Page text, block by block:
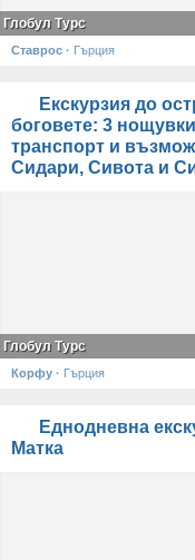
Глобул Турс
Ставрос · Гърция
Екскурзия до
боговете: 3
транспорт и
Сидари, Сивота и
Глобул Турс
Корфу · Гърция
Еднодневна
Матка